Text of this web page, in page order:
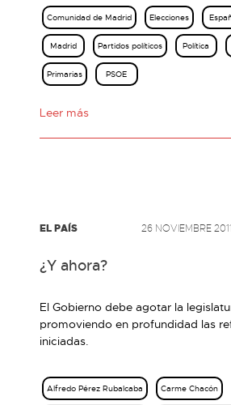
Comunidad de Madrid Elecciones
Madrid Partidos políticos Política
Primarias PSOE
Leer más
EL PAÍS 26 NOVIEMBRE 2011
¿Y ahora?
El Gobierno debe agotar la
promoviendo en profundidad las
iniciadas.
Alfredo Pérez Rubalcaba Carme Chacón